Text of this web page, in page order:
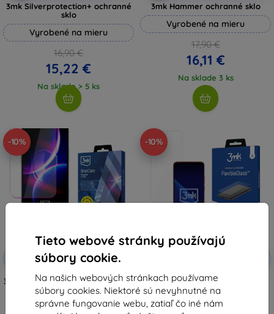
Tieto webové stránky používajú
súbory cookie.
Na našich webových stránkach používame
súbory cookies. Niektoré sú nevyhnutné na
správne fungovanie webu, zatiaľ čo iné nám
3mk Silverprotection+ ochranné
sklo
Vyrobené na mieru
16,90 €
15,22 €
Na sklade > 5 ks
3mk Hammer ochranné sklo
Vyrobené na mieru
17,90 €
16,11 €
Na sklade 3 ks
-10%
Zľava s
kupónom
EXTRA10
3mk StratCore700 ochranná fólia
pre Motorola Edge 60 Neo 5G
20,90 €
-10%
Motorola Edge 60 Neo 5G - 3mk
FlexibleGlass ()
8,91 €